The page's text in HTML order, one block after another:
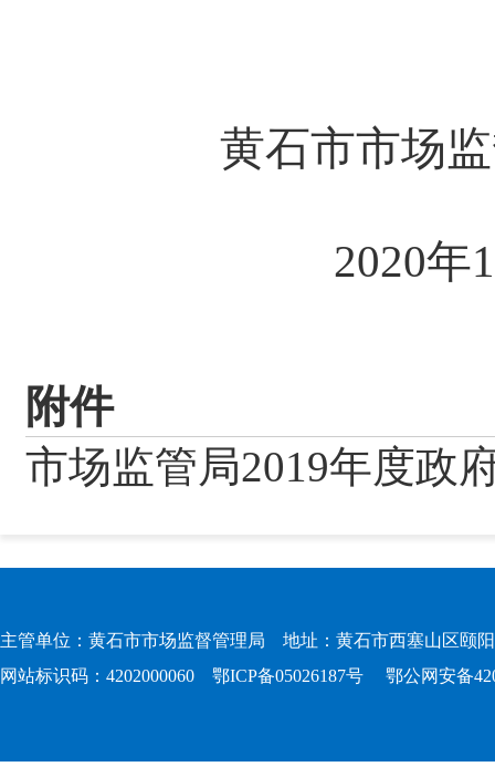
黄石市市场监
2020年1月
附件
市场监管局2019年度政
主管单位：黄石市市场监督管理局 地址：黄石市西塞山区颐
网站标识码：4202000060 鄂ICP备05026187号 鄂公网安备